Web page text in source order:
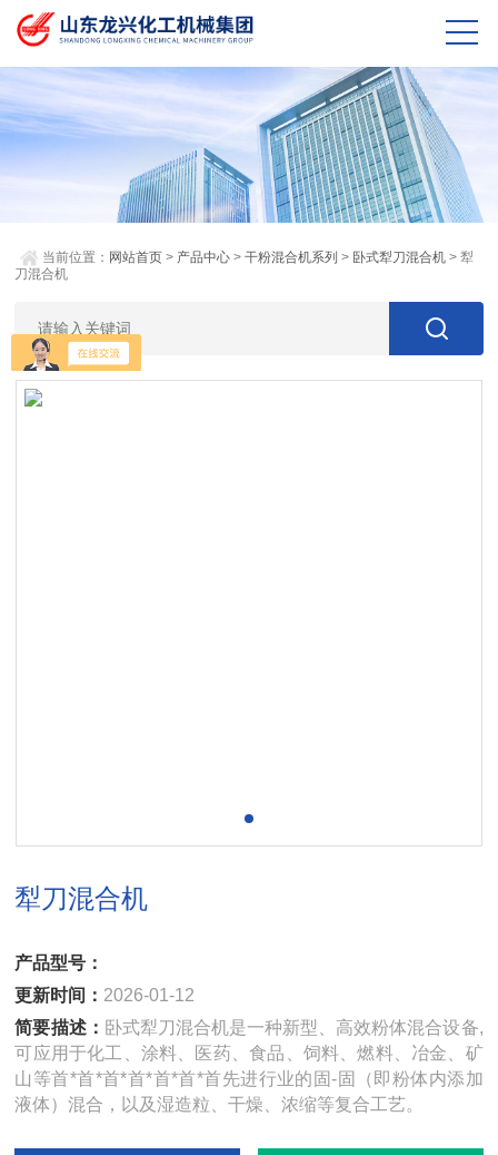
当前位置： 网站首页 > 产品中心 >干粉混合机系列 > 卧式犁刀混合机 > 犁
刀混合机
犁刀混合机
产品型号：
更新时间： 2026-01-12
简要描述： 卧式犁刀混合机是一种新型、高效粉体混合设备,
可应用于化工、涂料、医药、食品、饲料、燃料、冶金、矿
山等首*首*首*首*首*首*首先进行业的固-固（即粉体内添加
液体）混合，以及湿造粒、干燥、浓缩等复合工艺。